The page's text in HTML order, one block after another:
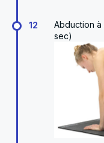
12
Abduction
sec)